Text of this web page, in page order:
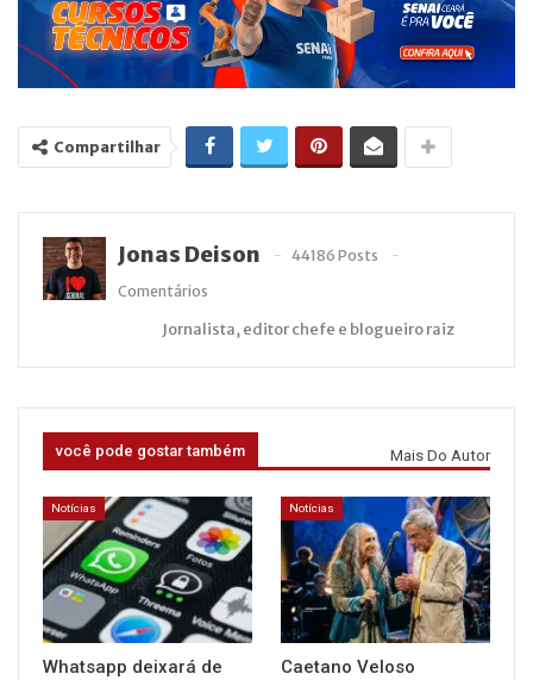
Compartilhar
Jonas Deison
44186 Posts
Comentários
Jornalista, editor chefe e blogueiro raiz
você pode gostar também Mais Do Autor
Notícias
Whatsapp deixará de
Notícias
Caetano Veloso